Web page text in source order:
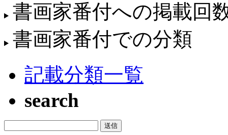
書画家番付への掲載回
書画家番付での分類
記載分類一覧
search